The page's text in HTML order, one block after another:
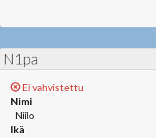
N1pa
Ei vahvistettu
Nimi
Niilo
Ikä